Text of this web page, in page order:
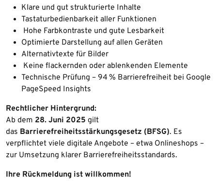
Klare und gut strukturierte Inhalte
Tastaturbedienbarkeit aller Funktionen
Hohe Farbkontraste und gute Lesbarkeit
Optimierte Darstellung auf allen Geräten
Alternativtexte für Bilder
Keine flackernden oder ablenkenden Elemente
Technische Prüfung – 94 % Barrierefreiheit bei Google
PageSpeed Insights
Rechtlicher Hintergrund:
Ab dem 28. Juni 2025 gilt
das Barrierefreiheitsstärkungsgesetz (BFSG). Es
verpflichtet viele digitale Angebote – etwa Onlineshops –
zur Umsetzung klarer Barrierefreiheitsstandards.
Ihre Rückmeldung ist willkommen!